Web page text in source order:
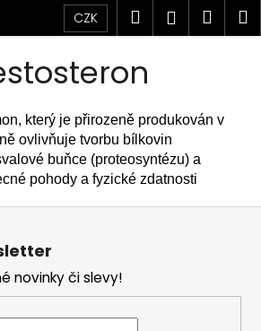
CZK Hledat
který je přirozeně produkován v
ovlivňuje tvorbu bílkovin
buňce (proteosyntézu) a
pohody a fyzické zdatnosti
novinky či slevy!